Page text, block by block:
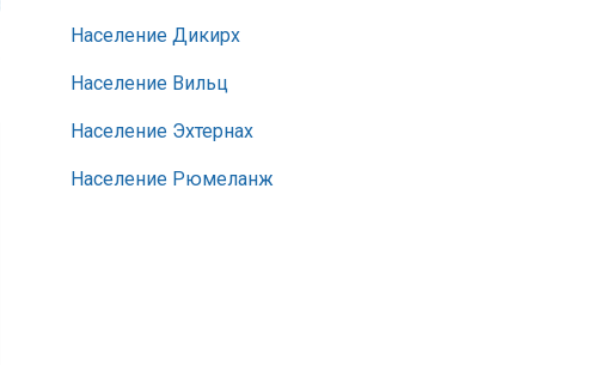
Население Дикирх
Население Вильц
Население Эхтернах
Население Рюмеланж